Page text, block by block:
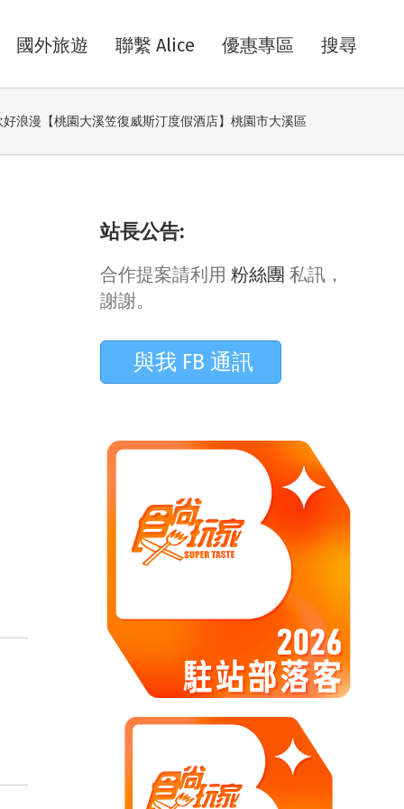
國外旅遊 聯繫 Alice 優惠專區 搜尋
浪漫【桃園大溪笠復威斯汀度假酒店】桃園市大溪區
站長公告:
合作提案請利用 粉絲團 私訊，
謝謝。
與我 FB 通訊